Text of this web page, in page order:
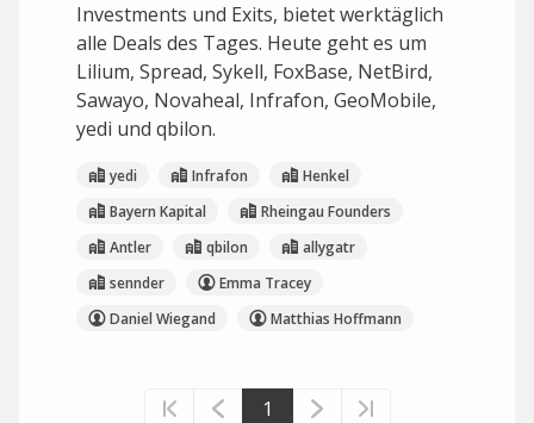
Investments und Exits, bietet werktäglich
alle Deals des Tages. Heute geht es um
Lilium, Spread, Sykell, FoxBase, NetBird,
Sawayo, Novaheal, Infrafon, GeoMobile,
yedi und qbilon.
yedi Infrafon
Henkel
Bayern Kapital
Rheingau Founders
Antler
qbilon
allygatr
sennder
Emma Tracey
Daniel Wiegand
Matthias Hoffmann
1